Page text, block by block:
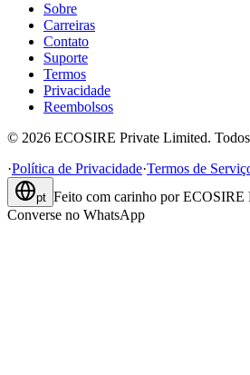
Sobre
Carreiras
Contato
Suporte
Termos
Privacidade
Reembolsos
© 2026 ECOSIRE Private Limited.
·Política de Privacidade·Termos de
pt Feito com carinho por ECOSIRE
Converse no WhatsApp